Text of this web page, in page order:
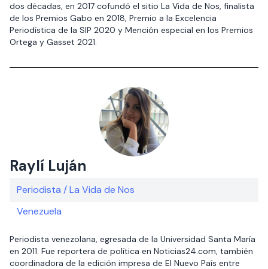
dos décadas, en 2017 cofundó el sitio La Vida de Nos, finalista
de los Premios Gabo en 2018, Premio a la Excelencia
Periodística de la SIP 2020 y Mención especial en los Premios
Ortega y Gasset 2021.
Raylí Luján
Periodista / La Vida de Nos
Venezuela
Periodista venezolana, egresada de la Universidad Santa María
en 2011. Fue reportera de política en Noticias24.com, también
coordinadora de la edición impresa de El Nuevo País entre